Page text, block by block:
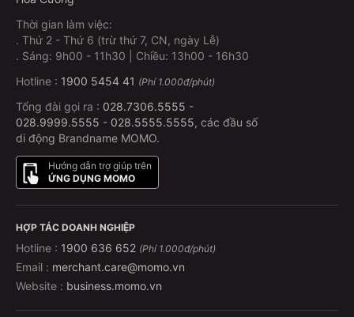
Thời gian làm việc:
. Thứ 2 - Thứ 6 (trừ thứ 7, CN, ngày Lễ)
. Sáng: 9h00 - 11h30 | Chiều: 13h00 - 16h30
Hotline : 1900 5454 41 (Phí 1.000đ/phút)
Tổng đài gọi ra : 028.7306.5555 -
028.9999.5555 - 028.5555.5555, các đầu số
di động Brandname MOMO.
Hướng dẫn trợ giúp trên
ỨNG DỤNG MOMO
HỢP TÁC DOANH NGHIỆP
Hotline : 1900 636 652 (Phí 1.000đ/phút)
Email : merchant.care@momo.vn
Website : business.momo.vn